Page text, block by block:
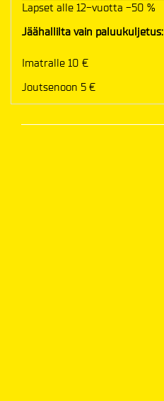
Lapset alle 12-vuotta -50 %
Jäähallilta vain paluukuljetus:
Imatralle 10 €
Joutsenoon 5 €